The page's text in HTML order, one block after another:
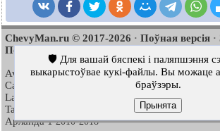
ChevyMan.ru © 2017-2026 · Поўная версія ·
Пошук па сайце
Aveo2003-2008·Aveo2006-2011· Aveo2012-
Captiva 2008-2016·Lacetti
Lanos 2002-2016·Tahoe
Tahoe 1989-1994·
Арланда 12010-2018
🛡️ Для вашай бяспекі і паляпшэння
выкарыстоўвае кукі-файлы. Вы можаце
браўзэры.
Прынята